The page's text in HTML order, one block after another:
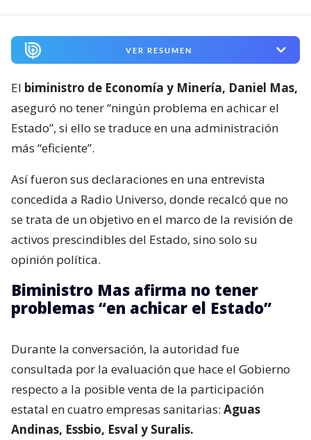
VER RESUMEN
El biministro de Economía y Minería, Daniel Mas,
aseguró no tener “ningún problema en achicar el
Estado”, si ello se traduce en una administración
más “eficiente”.
Así fueron sus declaraciones en una entrevista
concedida a Radio Universo, donde recalcó que no
se trata de un objetivo en el marco de la revisión de
activos prescindibles del Estado, sino solo su
opinión política.
Biministro Mas afirma no tener
problemas “en achicar el Estado”
Durante la conversación, la autoridad fue
consultada por la evaluación que hace el Gobierno
respecto a la posible venta de la participación
estatal en cuatro empresas sanitarias: Aguas
Andinas, Essbio, Esval y Suralis.